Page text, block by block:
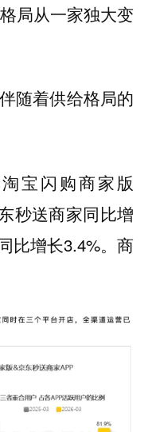
局从一家独大变
随着供给格局的
宝闪购商家版
秒送商家同比增
比增长3.4%。商